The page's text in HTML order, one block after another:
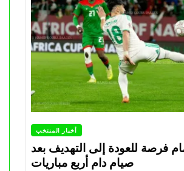
أخبار المنتخب
فرصة للعودة إلى التهديف بعد
صيام دام أربع مباريات